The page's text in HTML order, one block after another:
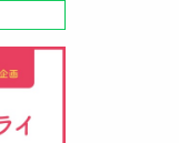
け込
出来
の漬